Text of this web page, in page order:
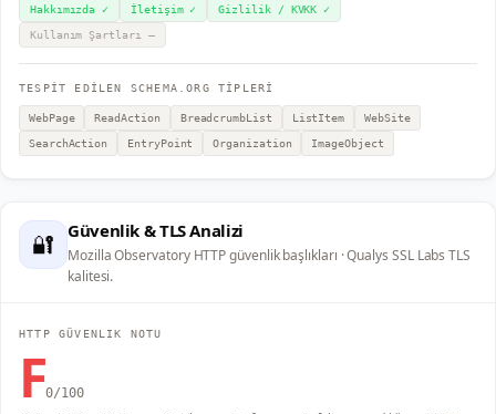
Hakkımızda ✓ İletişim ✓ Gizlilik / KVKK ✓
Kullanım Şartları —
TESPİT EDİLEN SCHEMA.ORG TİPLERİ
WebPage ReadAction BreadcrumbList ListItem WebSite
SearchAction EntryPoint Organization ImageObject
🔐 Güvenlik & TLS Analizi
Mozilla Observatory HTTP güvenlik başlıkları · Qualys SSL Labs TLS
kalitesi.
HTTP GÜVENLIK NOTU
F0/100